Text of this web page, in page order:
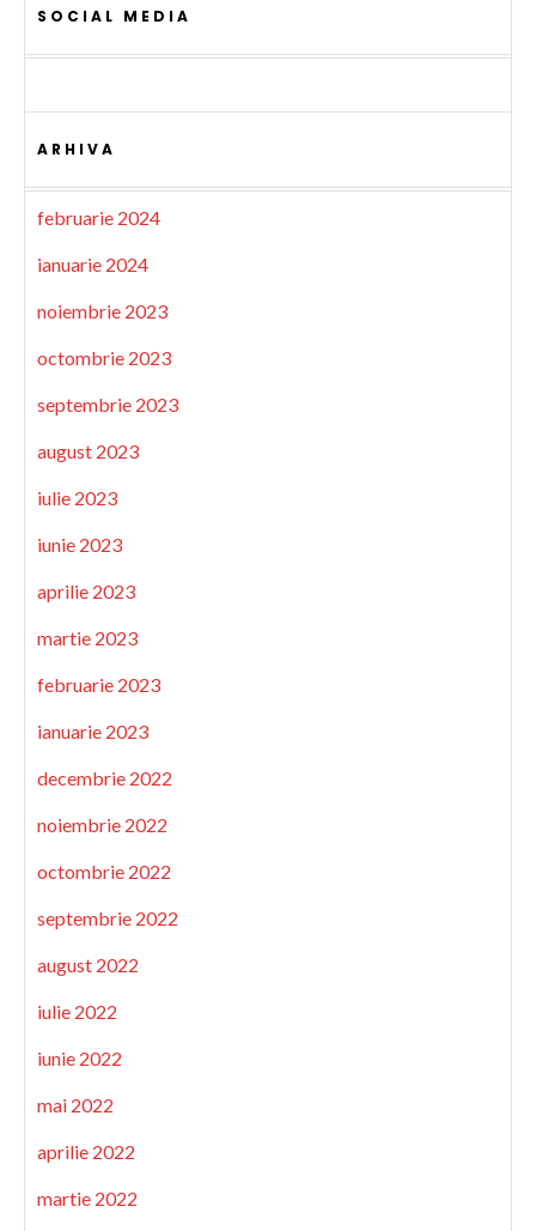
SOCIAL MEDIA
ARHIVA
februarie 2024
ianuarie 2024
noiembrie 2023
octombrie 2023
septembrie 2023
august 2023
iulie 2023
iunie 2023
aprilie 2023
martie 2023
februarie 2023
ianuarie 2023
decembrie 2022
noiembrie 2022
octombrie 2022
septembrie 2022
august 2022
iulie 2022
iunie 2022
mai 2022
aprilie 2022
martie 2022